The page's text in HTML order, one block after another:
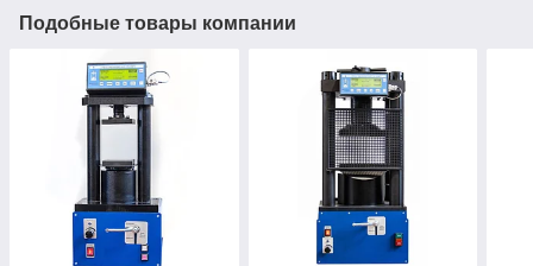
Подобные товары компании